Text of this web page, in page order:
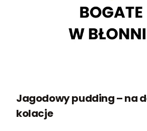
Jagodowy pudding – na
kolacje